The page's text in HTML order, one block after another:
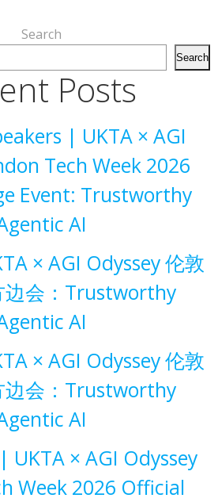
navigation
Search
Search
Posts
| UKTA × AGI
Tech Week 2026
Event: Trustworthy
AI
× AGI Odyssey 伦敦
边会：Trustworthy
AI
× AGI Odyssey 伦敦
边会：Trustworthy
AI
× AGI Odyssey
Week 2026 Official